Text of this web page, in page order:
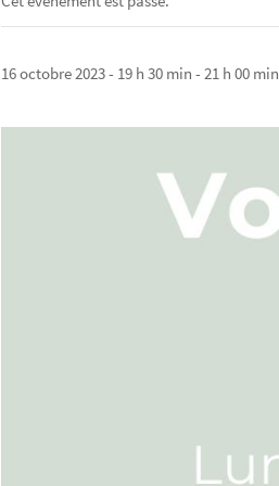
16 octobre 2023 - 19 h 30 min - 21 h 00 min